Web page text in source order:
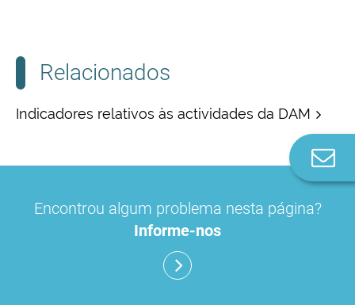
Relacionados
Indicadores relativos às actividades da DAM
Encontrou algum problema nesta página?
Informe-nos